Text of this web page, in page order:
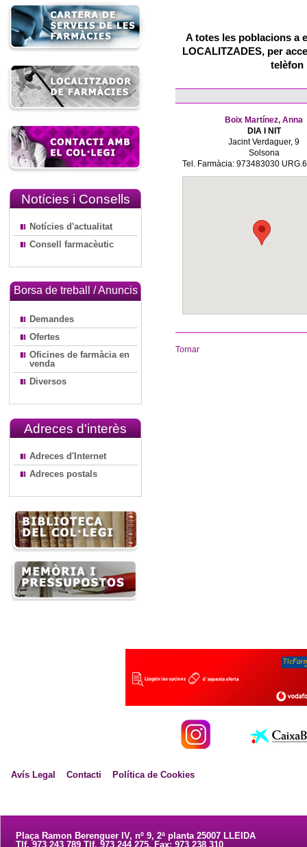
Notícies i Consells
Notícies d'actualitat
Consell farmacèutic
Borsa de treball / Anuncis
Demandes
Ofertes
Oficines de farmàcia en
venda
Diversos
Adreces d'interès
Adreces d'Internet
Adreces postals
A totes les poblacions a
LOCALITZADES, per
telèfon
Boix Martínez, Anna
DIA I NIT
Jacint Verdaguer, 9
Solsona
Tel. Farmàcia: 973483030
Tornar
Avís Legal Contacti Política de Cookies
Plaça Ramon Berenguer IV, nº 9, 2ª planta 25007 LLEIDA
Tlf. 973 243 789 Tlf. 973 244 275. Fax: 973 238 310